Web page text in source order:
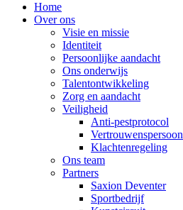
Home
Over ons
Visie en missie
Identiteit
Persoonlijke aandacht
Ons onderwijs
Talentontwikkeling
Zorg en aandacht
Veiligheid
Anti-pestprotocol
Vertrouwenspersoon
Klachtenregeling
Ons team
Partners
Saxion Deventer
Sportbedrijf